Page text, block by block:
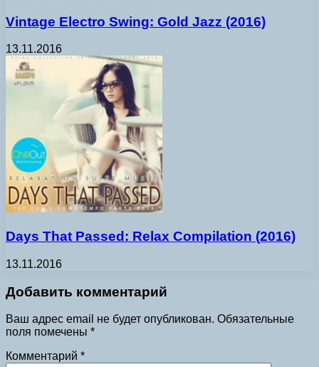
Vintage Electro Swing: Gold Jazz (2016)
13.11.2016
Days That Passed: Relax Compilation (2016)
13.11.2016
Добавить комментарий
Ваш адрес email не будет опубликован. Обязательные
поля помечены *
Комментарий *